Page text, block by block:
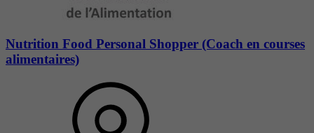
Nutrition Food Personal Shopper (Coach en courses
alimentaires)